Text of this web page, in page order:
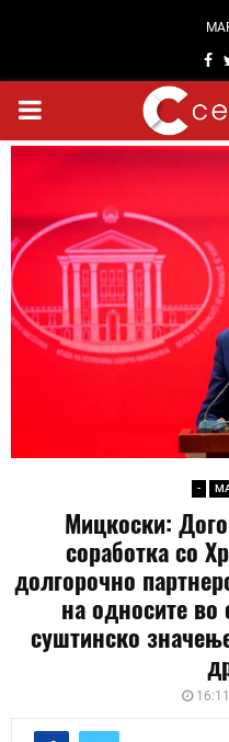
PRIMARY
MENU
-
Мицкоски:
соработка со
долгорочно
на односите во
суштинско